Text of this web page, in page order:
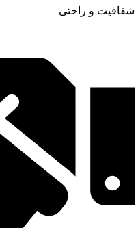
شفافیت و راحتی